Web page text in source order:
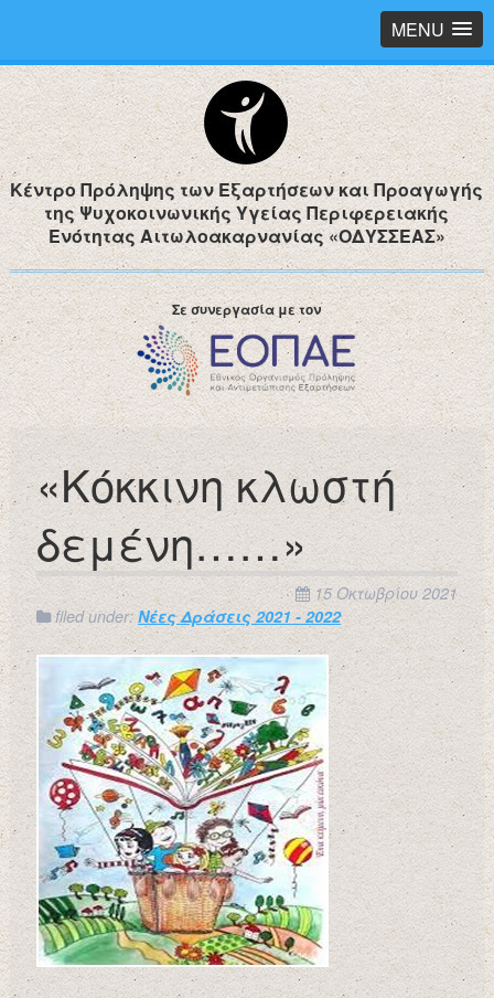
MENU
Κέντρο Πρόληψης των Εξαρτήσεων και Προαγωγής
της Ψυχοκοινωνικής Υγείας Περιφερειακής
Ενότητας Αιτωλοακαρνανίας «ΟΔΥΣΣΕΑΣ»
Σε συνεργασία με τον
«Κόκκινη κλωστή
δεμένη……»
15 Οκτωβρίου 2021
filed under: Νέες Δράσεις 2021 - 2022